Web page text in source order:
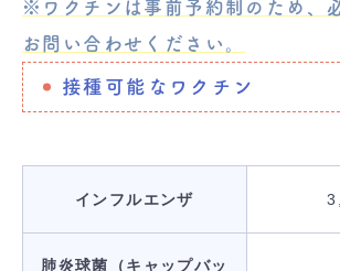
※ワクチンは事前予約制のため、
お問い合わせください。
接種可能なワクチン
インフルエンザ
肺炎球菌（キャップバッ